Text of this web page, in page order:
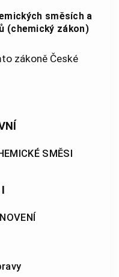
směsích a
(chemický zákon)
zákoně České
SMĚSI